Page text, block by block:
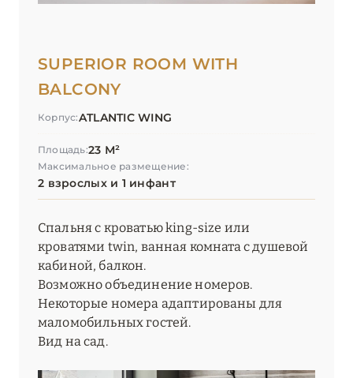
SUPERIOR ROOM WITH
BALCONY
Корпус:ATLANTIC WING
Площадь:23 М²
Максимальное размещение:
2 взрослых и 1 инфант
Спальня с кроватью king-size или
кроватями twin, ванная комната с душевой
кабиной, балкон.
Возможно объединение номеров.
Некоторые номера адаптированы для
маломобильных гостей.
Вид на сад.